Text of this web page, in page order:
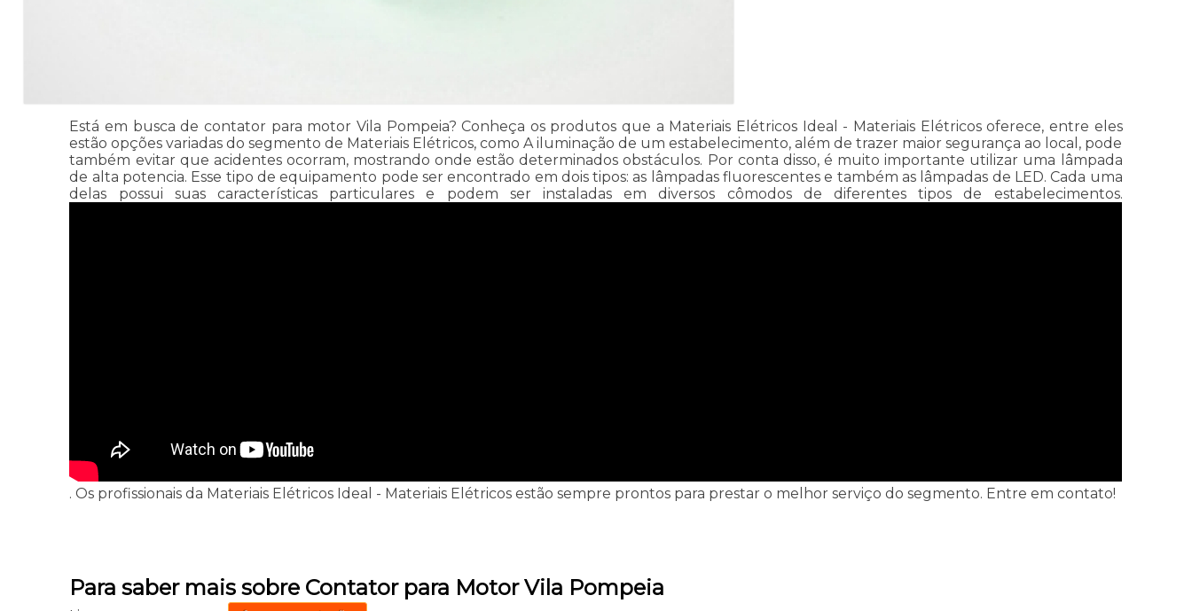
Está em busca de contator para motor Vila Pompeia? Conheça os produtos que a Materiais Elétricos Ideal - Materiais Elétricos oferece, entre eles
estão opções variadas do segmento de Materiais Elétricos, como A iluminação de um estabelecimento, além de trazer maior segurança ao local, pode
também evitar que acidentes ocorram, mostrando onde estão determinados obstáculos. Por conta disso, é muito importante utilizar uma lâmpada
de alta potencia. Esse tipo de equipamento pode ser encontrado em dois tipos: as lâmpadas fluorescentes e também as lâmpadas de LED. Cada uma
delas possui suas características particulares e podem ser instaladas em diversos cômodos de diferentes tipos de estabelecimentos.
. Os profissionais da Materiais Elétricos Ideal - Materiais Elétricos estão sempre prontos para prestar o melhor serviço do segmento. Entre em contato!
Para saber mais sobre Contator para Motor Vila Pompeia